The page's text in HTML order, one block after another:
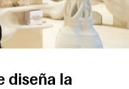
diseña la